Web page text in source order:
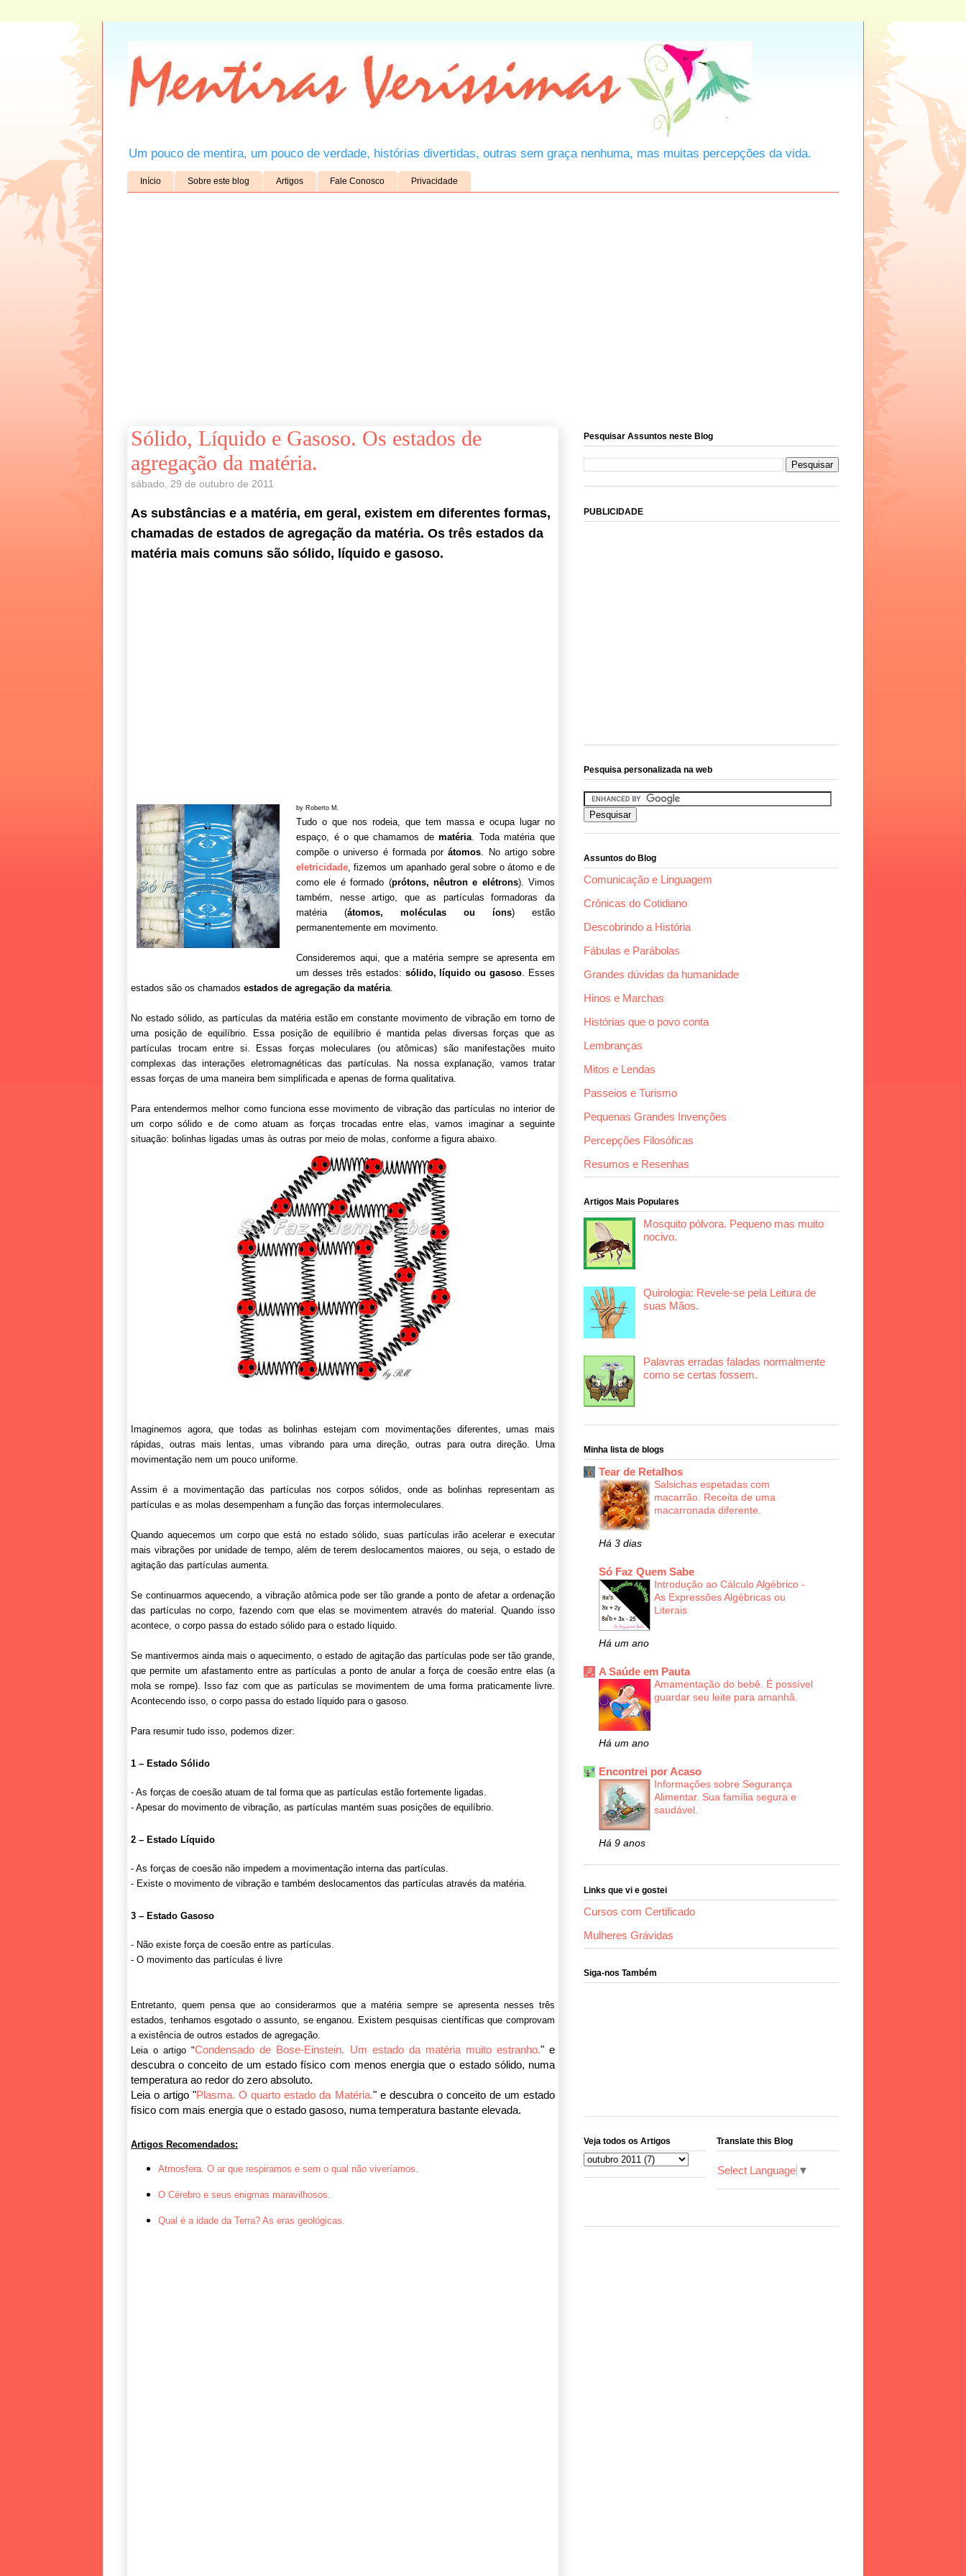
Um pouco de mentira, um pouco de verdade, histórias divertidas, outras sem graça nenhuma, mas muitas percepções da vida.
Início Sobre este blog Artigos Fale Conosco Privacidade
Sólido, Líquido e Gasoso. Os estados de
agregação da matéria.
sábado, 29 de outubro de 2011
As substâncias e a matéria, em geral, existem em diferentes formas,
chamadas de estados de agregação da matéria. Os três estados da
matéria mais comuns são sólido, líquido e gasoso.
by Roberto M.
Tudo o que nos rodeia, que tem massa e ocupa lugar no
espaço, é o que chamamos dematéria . Toda matéria que
compõe o universo é formada porátomos . No artigo sobre
eletricidade , fizemos um apanhado geral sobre o átomo e de
como ele é formado (prótons, nêutron e elétrons). Vimos
também, nesse artigo, que as partículas formadoras da
matéria (átomos, moléculas ou íons) estão
permanentemente em movimento.
Consideremos aqui, que a matéria sempre se apresenta em
um desses três estados: sólido, líquido ou gasoso . Esses
estados são os chamados estados de agregação da matéria
No estado sólido, as partículas da matéria estão em constante movimento de vibração em torno de
uma posição de equilíbrio. Essa posição de equilíbrio é mantida pelas diversas forças que as
partículas trocam entre si. Essas forças moleculares (ou atômicas) são manifestações muito
complexas das interações eletromagnéticas das partículas. Na nossa explanação, vamos tratar
essas forças de uma maneira bem simplificada e apenas de forma qualitativa.
Para entendermos melhor como funciona esse movimento de vibração das partículas no interior de
um corpo sólido e de como atuam as forças trocadas entre elas, vamos imaginar a seguinte
situação: bolinhas ligadas umas às outras por meio de molas, conforme a figura abaixo.
Imaginemos agora, que todas as bolinhas estejam com movimentações diferentes, umas mais
rápidas, outras mais lentas, umas vibrando para uma direção, outras para outra direção. Uma
movimentação nem um pouco uniforme.
Assim é a movimentação das partículas nos corpos sólidos, onde as bolinhas representam as
partículas e as molas desempenham a função das forças intermoleculares.
Quando aquecemos um corpo que está no estado sólido, suas partículas irão acelerar e executar
mais vibrações por unidade de tempo, além de terem deslocamentos maiores, ou seja, o estado de
agitação das partículas aumenta.
Se continuarmos aquecendo, a vibração atômica pode ser tão grande a ponto de afetar a ordenação
das partículas no corpo, fazendo com que elas se movimentem através do material. Quando isso
acontece, o corpo passa do estado sólido para o estado líquido.
Se mantivermos ainda mais o aquecimento, o estado de agitação das partículas pode ser tão grande,
que permite um afastamento entre as partículas a ponto de anular a força de coesão entre elas (a
mola se rompe). Isso faz com que as partículas se movimentem de uma forma praticamente livre.
Acontecendo isso, o corpo passa do estado líquido para o gasoso.
Para resumir tudo isso, podemos dizer:
1 – Estado Sólido
- As forças de coesão atuam de tal forma que as partículas estão fortemente ligadas.
- Apesar do movimento de vibração, as partículas mantém suas posições de equilíbrio.
2 – Estado Líquido
- As forças de coesão não impedem a movimentação interna das partículas.
- Existe o movimento de vibração e também deslocamentos das partículas através da matéria.
3 – Estado Gasoso
- Não existe força de coesão entre as partículas.
- O movimento das partículas é livre
Entretanto, quem pensa que ao considerarmos que a matéria sempre se apresenta nesses três
estados, tenhamos esgotado o assunto, se enganou. Existem pesquisas científicas que comprovam
a existência de outros estados de agregação.
Leia o artigo "Condensado de Bose-Einstein. Um estado da matéria muito estranho." e
descubra o conceito de um estado físico com menos energia que o estado sólido, numa
temperatura ao redor do zero absoluto.
Leia o artigo "Plasma. O quarto estado da Matéria." e descubra o conceito de um estado
físico com mais energia que o estado gasoso, numa temperatura bastante elevada.
Artigos Recomendados:
Atmosfera. O ar que respiramos e sem o qual não viveríamos.
O Cérebro e seus enigmas maravilhosos.
Qual é a idade da Terra? As eras geológicas.
Pesquisar Assuntos neste Blog
PUBLICIDADE
Pesquisa personalizada na web
Assuntos do Blog
Comunicação e Linguagem
Crônicas do Cotidiano
Descobrindo a História
Fábulas e Parábolas
Grandes dúvidas da humanidade
Hinos e Marchas
Histórias que o povo conta
Lembranças
Mitos e Lendas
Passeios e Turismo
Pequenas Grandes Invenções
Percepções Filosóficas
Resumos e Resenhas
Artigos Mais Populares
Mosquito pólvora. Pequeno mas muito
nocivo.
Quirologia: Revele-se pela Leitura de
suas Mãos.
Palavras erradas faladas normalmente
como se certas fossem.
Minha lista de blogs
Tear de Retalhos
Salsichas espetadas com
macarrão. Receita de uma
macarronada diferente.
Há 3 dias
Só Faz Quem Sabe
Introdução ao Cálculo Algébrico -
As Expressões Algébricas ou
Literais
Há um ano
A Saúde em Pauta
Amamentação do bebê. É possível
guardar seu leite para amanhã.
Há um ano
Encontrei por Acaso
Informações sobre Segurança
Alimentar. Sua família segura e
saudável.
Há 9 anos
Links que vi e gostei
Cursos com Certificado
Mulheres Grávidas
Siga-nos Também
Veja todos os Artigos Translate this Blog
Select Language ▼